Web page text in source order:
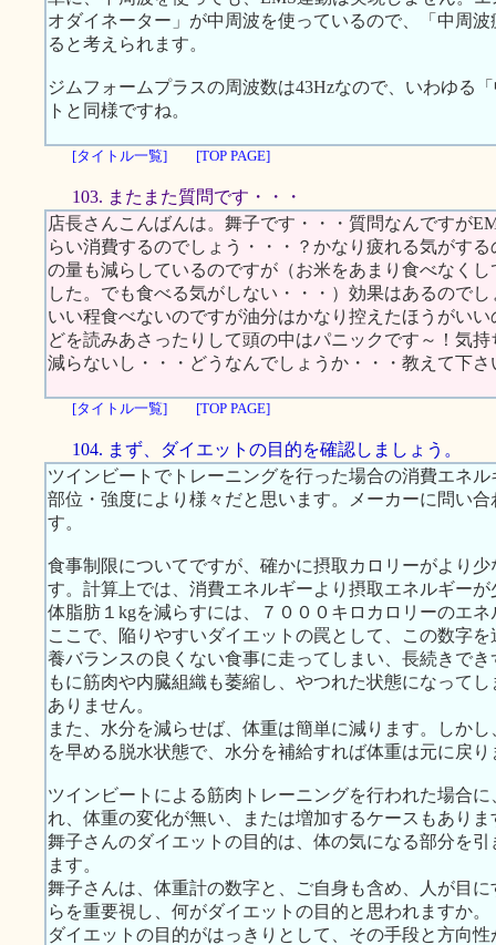
オダイネーター」が中周波を使っているので、「中周
ると考えられます。
ジムフォームプラスの周波数は43Hzなので、いわゆる
トと同様ですね。
[タイトル一覧] [TOP PAGE]
103. またまた質問です・・・
店長さんこんばんは。舞子です・・・質問なんですが
らい消費するのでしょう・・・？かなり疲れる気がす
の量も減らしているのですが（お米をあまり食べなく
した。でも食べる気がしない・・・）効果はあるので
いい程食べないのですが油分はかなり控えたほうがい
どを読みあさったりして頭の中はパニックです～！気
減らないし・・・どうなんでしょうか・・・教えて下さ
[タイトル一覧] [TOP PAGE]
104. まず、ダイエットの目的を確認しましょう。
ツインビートでトレーニングを行った場合の消費エネ
部位・強度により様々だと思います。メーカーに問い
す。
食事制限についてですが、確かに摂取カロリーがより
す。計算上では、消費エネルギーより摂取エネルギー
体脂肪１kgを減らすには、７０００キロカロリーのエ
ここで、陥りやすいダイエットの罠として、この数字
養バランスの良くない食事に走ってしまい、長続きで
もに筋肉や内臓組織も萎縮し、やつれた状態になって
ありません。
また、水分を減らせば、体重は簡単に減ります。しか
を早める脱水状態で、水分を補給すれば体重は元に戻り
ツインビートによる筋肉トレーニングを行われた場合
れ、体重の変化が無い、または増加するケースもありま
舞子さんのダイエットの目的は、体の気になる部分を
ます。
舞子さんは、体重計の数字と、ご自身も含め、人が目
らを重要視し、何がダイエットの目的と思われますか。
ダイエットの目的がはっきりとして、その手段と方向